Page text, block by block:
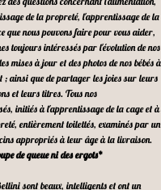
de la propreté, l'apprentissage de la
que nous pouvons faire pour vous aider,
toujours intéressés par l'évolution de nos
mises à jour et des photos de nos bébés à
; ainsi que de partager les joies sur leurs
et leurs titres. Tous nos
initiés à l'apprentissage de la cage et à
entièrement toilettés, examinés par un
appropriés à leur âge à la livraison.
de queue ni des ergots*
sont beaux, intelligents et ont un